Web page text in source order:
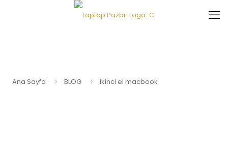
Ana Sayfa BLOG ikinci el macbook